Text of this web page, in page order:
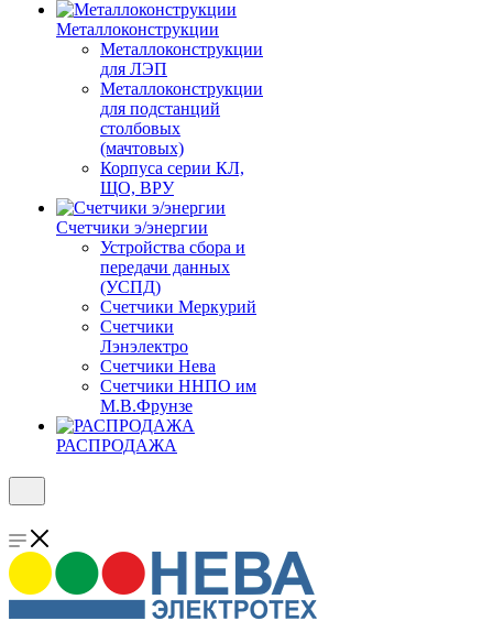
Металлоконструкции
Металлоконструкции
для ЛЭП
Металлоконструкции
для подстанций
столбовых
(мачтовых)
Корпуса серии КЛ,
ЩО, ВРУ
Счетчики э/энергии
Устройства сбора и
передачи данных
(УСПД)
Счетчики Меркурий
Счетчики
Лэнэлектро
Счетчики Нева
Счетчики ННПО им
М.В.Фрунзе
РАСПРОДАЖА